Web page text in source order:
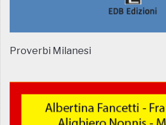
Proverbi Milanesi